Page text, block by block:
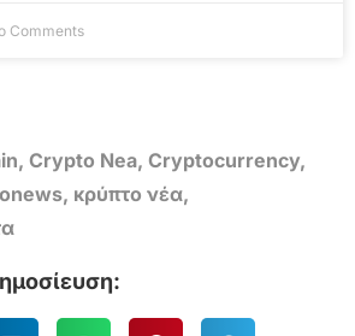
Comments
, Crypto Nea, Cryptocurrency,
, κρύπτο νέα,